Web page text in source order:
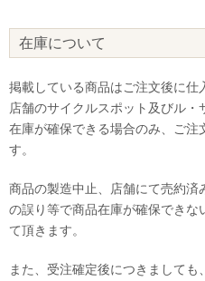
在庫について
掲載している商品はご注文後に
店舗のサイクルスポット及びル
在庫が確保できる場合のみ、ご注
す。
商品の製造中止、店舗にて売約
の誤り等で商品在庫が確保でき
て頂きます。
また、受注確定後につきまして